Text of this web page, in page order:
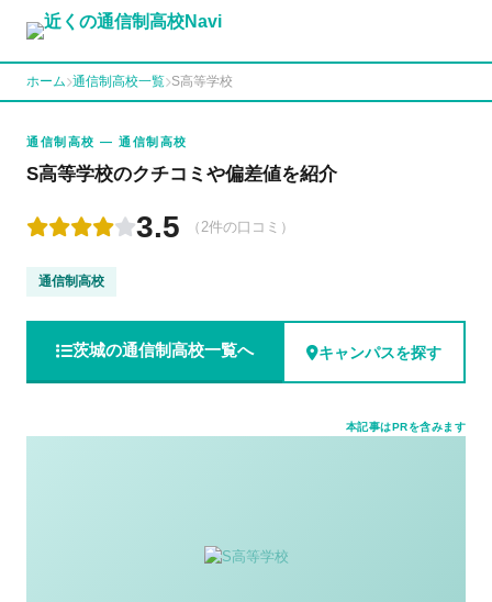
ホーム 通信制高校一覧 S高等学校
通信制高校 — 通信制高校
S高等学校のクチコミや偏差値を紹介
3.5 （2件の口コミ）
通信制高校
茨城の通信制高校一覧へ キャンパスを探す
本記事はPRを含みます